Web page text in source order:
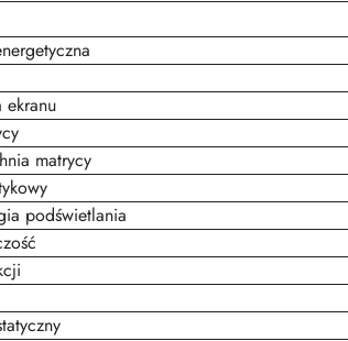
ekranu
matrycy
podświetlania